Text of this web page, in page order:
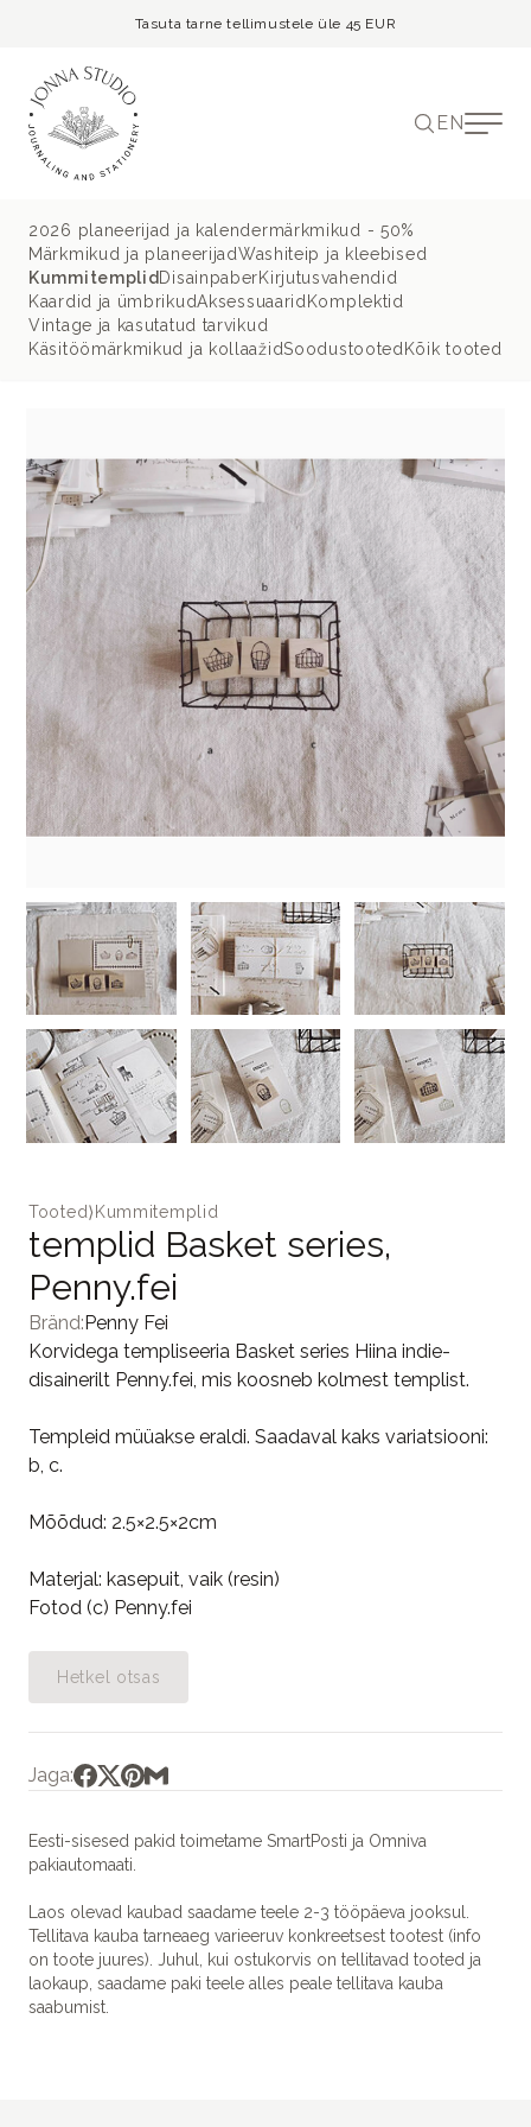
Tasuta tarne tellimustele üle 45 EUR
EN
2026 planeerijad ja kalendermärkmikud - 50%
Märkmikud ja planeerijadWashiteip ja kleebised
Kummitemplid DisainpaberKirjutusvahendid
Kaardid ja ümbrikudAksessuaarid Komplektid
Vintage ja kasutatud tarvikud
Käsitöömärkmikud ja kollaažidSoodustooted Kõik tooted
Tooted⟩ Kummitemplid
templid Basket series,
Penny.fei
Bränd:Penny Fei
Korvidega templiseeria Basket series Hiina indie-
disainerilt Penny.fei, mis koosneb kolmest templist.
Templeid müüakse eraldi. Saadaval kaks variatsiooni:
b, c.
Mõõdud: 2.5×2.5×2cm
Materjal: kasepuit, vaik (resin)
Fotod (c) Penny.fei
Hetkel otsas
Jaga:
Eesti-sisesed pakid toimetame SmartPosti ja Omniva
pakiautomaati.
Laos olevad kaubad saadame teele 2-3 tööpäeva jooksul.
Tellitava kauba tarneaeg varieeruv konkreetsest tootest (info
on toote juures). Juhul, kui ostukorvis on tellitavad tooted ja
laokaup, saadame paki teele alles peale tellitava kauba
saabumist.